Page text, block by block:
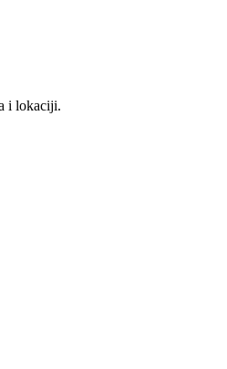
i lokaciji.